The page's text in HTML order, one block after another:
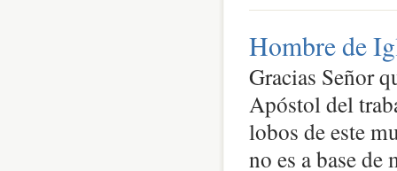
Hombre de
Gracias Señor
Apóstol del
lobos de este
no es a base de